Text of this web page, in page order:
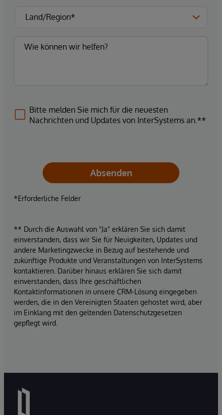
Bitte melden Sie mich für die neuesten
Nachrichten und Updates von InterSystems an.**
Absenden
*Erforderliche Felder
** Durch die Auswahl von "Ja" erklären Sie sich damit
einverstanden, dass wir Sie für Neuigkeiten, Updates und
andere Marketingzwecke in Bezug auf bestehende und
zukünftige Produkte und Veranstaltungen von InterSystems
kontaktieren. Darüber hinaus erklären Sie sich damit
einverstanden, dass Ihre geschäftlichen
Kontaktinformationen in unsere CRM-Lösung eingegeben
werden, die in den Vereinigten Staaten gehostet wird, aber
im Einklang mit den geltenden Datenschutzgesetzen
gepflegt wird.